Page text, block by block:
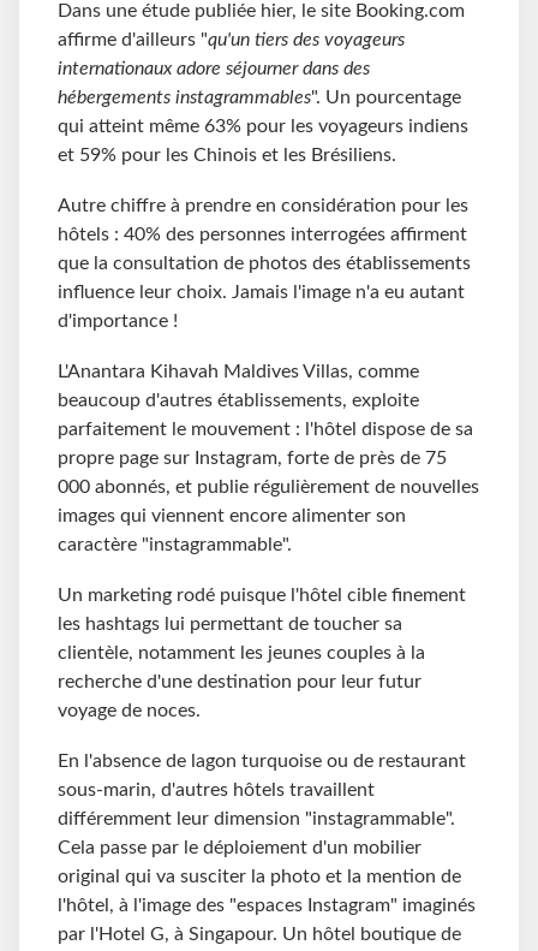
Dans une étude publiée hier, le site Booking.com
affirme d'ailleurs "qu'un tiers des voyageurs
internationaux adore séjourner dans des
hébergements instagrammables". Un pourcentage
qui atteint même 63% pour les voyageurs indiens
et 59% pour les Chinois et les Brésiliens.
Autre chiffre à prendre en considération pour les
hôtels : 40% des personnes interrogées affirment
que la consultation de photos des établissements
influence leur choix. Jamais l'image n'a eu autant
d'importance !
L'Anantara Kihavah Maldives Villas, comme
beaucoup d'autres établissements, exploite
parfaitement le mouvement : l'hôtel dispose de sa
propre page sur Instagram, forte de près de 75
000 abonnés, et publie régulièrement de nouvelles
images qui viennent encore alimenter son
caractère "instagrammable".
Un marketing rodé puisque l'hôtel cible finement
les hashtags lui permettant de toucher sa
clientèle, notamment les jeunes couples à la
recherche d'une destination pour leur futur
voyage de noces.
En l'absence de lagon turquoise ou de restaurant
sous-marin, d'autres hôtels travaillent
différemment leur dimension "instagrammable".
Cela passe par le déploiement d'un mobilier
original qui va susciter la photo et la mention de
l'hôtel, à l'image des "espaces Instagram" imaginés
par l'Hotel G, à Singapour. Un hôtel boutique de